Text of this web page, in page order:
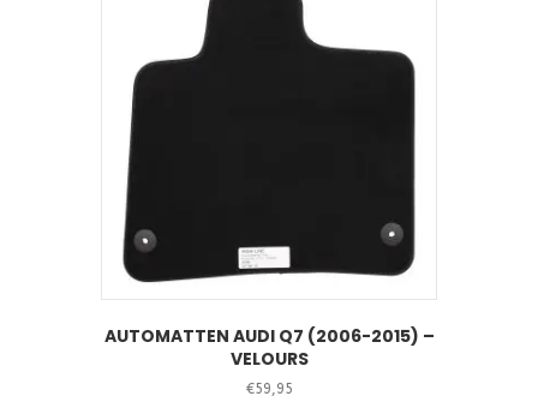
AUTOMATTEN AUDI Q7 (2006-2015) –
VELOURS
€59,95